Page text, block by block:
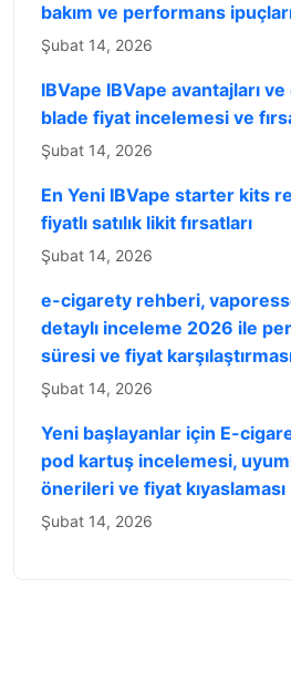
bakım ve performans
Şubat 14, 2026
IBVape IBVape avantajları
blade fiyat incelemesi ve
Şubat 14, 2026
En Yeni IBVape starter kits
fiyatlı satılık likit fırsatları
Şubat 14, 2026
e-cigarety rehberi,
detaylı inceleme 2026 ile
süresi ve fiyat
Şubat 14, 2026
Yeni başlayanlar için E-
pod kartuş incelemesi,
önerileri ve fiyat kıyaslaması
Şubat 14, 2026